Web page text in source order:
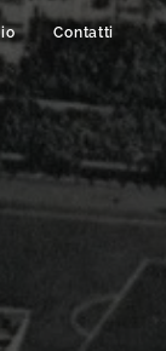
Contatti